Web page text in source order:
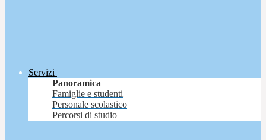
Servizi
Panoramica
Famiglie e studenti
Personale scolastico
Percorsi di studio